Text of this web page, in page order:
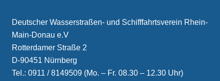
Deutscher Wasserstraßen- und Schifffahrtsverein Rhein-
Main-Donau e.V
Rotterdamer Straße 2
D-90451 Nürnberg
Tel.: 0911 / 8149509 (Mo. – Fr. 08.30 – 12.30 Uhr)